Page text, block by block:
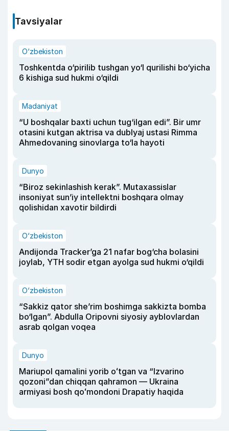
Tavsiyalar
O‘zbekiston
Toshkentda o‘pirilib tushgan yo‘l qurilishi bo‘yicha
6 kishiga sud hukmi o‘qildi
Madaniyat
“U boshqalar baxti uchun tug‘ilgan edi”. Bir umr
otasini kutgan aktrisa va dublyaj ustasi Rimma
Ahmedovaning sinovlarga to‘la hayoti
Dunyo
“Biroz sekinlashish kerak”. Mutaxassislar
insoniyat sun’iy intellektni boshqara olmay
qolishidan xavotir bildirdi
O‘zbekiston
Andijonda Tracker’ga 21 nafar bog‘cha bolasini
joylab, YTH sodir etgan ayolga sud hukmi o‘qildi
O‘zbekiston
“Sakkiz qator she’rim boshimga sakkizta bomba
bo‘lgan”. Abdulla Oripovni siyosiy ayblovlardan
asrab qolgan voqea
Dunyo
Mariupol qamalini yorib oʻtgan va “Izvarino
qozoni”dan chiqqan qahramon — Ukraina
armiyasi bosh qoʻmondoni Drapatiy haqida